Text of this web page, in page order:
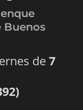
Buenos
de7